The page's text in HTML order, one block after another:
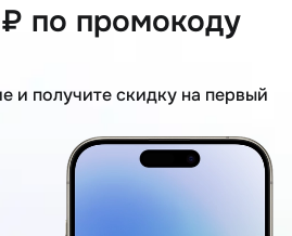
по промокоду
и получите скидку на первый